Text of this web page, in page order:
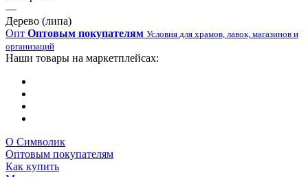
—
Дерево (липа)
Опт Оптовым покупателям Условия для храмов, лавок, магазинов и
организаций
Наши товары на маркетплейсах:
О Символик
Оптовым покупателям
Как купить